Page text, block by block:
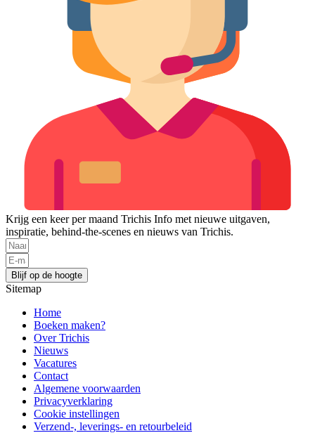
Krijg een keer per maand Trichis Info met nieuwe uitgaven,
inspiratie, behind-the-scenes en nieuws van Trichis.
Blijf op de hoogte
Sitemap
Home
Boeken maken?
Over Trichis
Nieuws
Vacatures
Contact
Algemene voorwaarden
Privacyverklaring
Cookie instellingen
Verzend-, leverings- en retourbeleid